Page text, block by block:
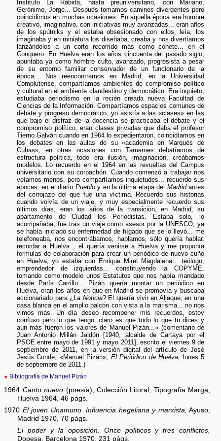
Instituto La Rábida, hasta preuniversitario, con Mariano,
Gerónimo, Jorge... Después tomamos caminos divergentes pero
coincidimos en muchas ocasiones. En aquella época era hombre
creativo, imaginativo, con iniciativas muy avanzadas... eran años
de los spútniks y el estaba obsesionado con ellos, leía, los
imaginaba y en miniatura los diseñaba, creaba y nos divertíamos
lanzándolos a un corto recorrido más como cohete... en el
Conquero. En Huelva eran los años cincuenta del pasado siglo,
apuntaba ya como hombre culto, avanzado, progresista a pesar
de su entorno familiar conservador de un funcionario de la
época... Nos reencontramos en Madrid, en la Universidad
Complutense, compartíamos ambientes de compromiso político
y cultural en el ambiente clandestino y democrático. Era inquieto,
estudiaba periodismo en la recién creada nueva Facultad de
Ciencias de la Información. Compartíamos espacios comunes de
debate y progreso democrático, yo asistía a las «clases» en las
que bajo el disfraz de la docencia se practicaba el debate y el
compromiso político, eran clases privadas que daba el profesor
Tierno Galván cuando en 1964 lo expedientaron, coincidíamos en
los debates en las aulas de su «academia en Marqués de
Cubas», en otras ocasiones con Tamames debatíamos de
estructura política, todo era ilusión, imaginación, creábamos
modelos. Lo recuerdo en el 1964 en las revueltas del Campus
universitario con su corpachón. Cuando comenzó a trabajar nos
veíamos menos, pero compartíamos inquietudes... recuerdo sus
épocas, en el diario Puebloy en la última etapa del Madridantes
del cerrojazo del que fue una víctima. Recuerdo sus historias
cuando volvía de un viaje, y muy especialmente recuerdo sus
últimos días, eran los años de la transición, en Madrid, su
apartamento de Ciudad los Periodistas. Estaba solo, lo
acompañaba, fue tras un viaje como asesor por la UNESCO, ya
se había iniciado su enfermedad de hígado que se lo llevó... me
telefoneaba, nos encontrábamos, hablamos, sólo quería hablar,
recordar a Huelva... el quería venirse a Huelva y me proponía
formulas de colaboración para crear un periódico de nuevo cuño
en Huelva, yo estaba con Enrique Miret Magdalena... teólogo,
emprendedor de izquierdas... constituyendo la COPYME,
tomando como modelo unos Estatutos que nos había mandado
desde París Carrillo... Pizán quería montar un periódico en
Huelva, eran los años en que en Madrid se promovía y buscaba
accionariado para ¿La Noticia? El quería vivir en Aljaque, en una
casa blanca en el amplio balcón con vista a la marisma... no nos
vimos más. Un día deseo recomponer mis recuerdos, estoy
confuso pero lo que tengo, claro es que todo lo que tu dices y
aún más fueron los valores de Manuel Pizán...» (comentario de
Juan Antonio Millán Jaldón [1940, alcalde de Cartaya por el
PSOE entre mayo de 1991 y mayo 2011], escrito el viernes 9 de
septiembre de 2011, en la versión digital del artículo de José
Jesús Conde, «Manuel Pizán», El Periódico de Huelva,
lunes 5
de septiembre de 2011.)
★ Bibliografía de Manuel Pizán
1964 Canto nuevo (poesía), Colección Litoral, Tipografía Marga,
Huelva 1964, 46 págs.
1970 El joven Unamuno. Influencia hegeliana y marxista, Ayuso,
Madrid 1970, 70 págs.
El poder y la oposición. Once políticos y tres conflictos,
Dopesa, Barcelona 1970, 231 págs.